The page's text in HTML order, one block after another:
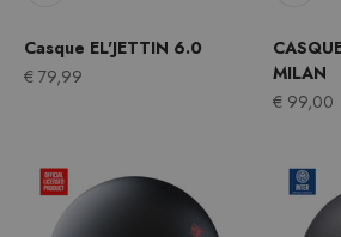
Casque EL'JETTIN 6.0
Prix après remise
€ 79,99
MILAN
Prix après
€ 99,00